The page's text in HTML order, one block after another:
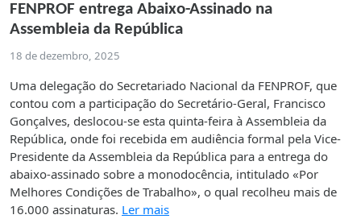
FENPROF entrega Abaixo-Assinado na
Assembleia da República
18 de dezembro, 2025
Uma delegação do Secretariado Nacional da FENPROF, que
contou com a participação do Secretário-Geral, Francisco
Gonçalves, deslocou-se esta quinta-feira à Assembleia da
República, onde foi recebida em audiência formal pela Vice-
Presidente da Assembleia da República para a entrega do
abaixo-assinado sobre a monodocência, intitulado «Por
Melhores Condições de Trabalho», o qual recolheu mais de
16.000 assinaturas. Ler mais